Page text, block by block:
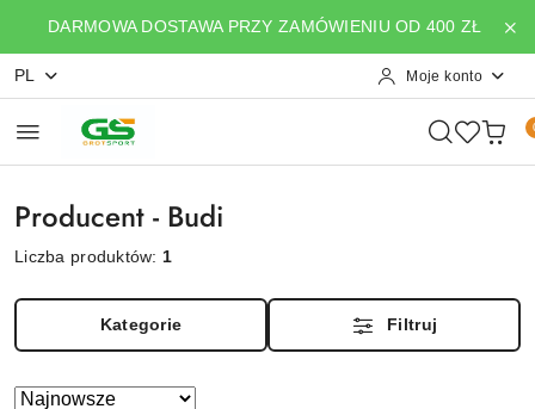
Przejdź do treści głównej
Przejdź do wyszukiwarki
Przejdź do moje konto
Przejdź do menu głównego
Przejdź do stopki
DARMOWA DOSTAWA PRZY ZAMÓWIENIU OD 400 ZŁ
PL Moje konto
Producent - Budi
Liczba produktów: 1
Kategorie Filtruj
Zastosowano
Sortuj